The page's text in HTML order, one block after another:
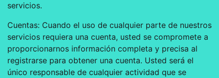
servicios.
Cuentas: Cuando el uso de cualquier parte de nuestros
servicios requiera una cuenta, usted se compromete a
proporcionarnos información completa y precisa al
registrarse para obtener una cuenta. Usted será el
único responsable de cualquier actividad que se